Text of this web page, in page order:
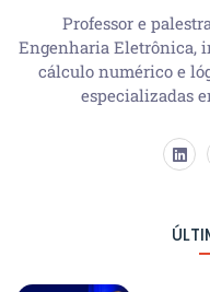
Professor e
Engenharia Eletrônica,
cálculo numérico e
especializadas